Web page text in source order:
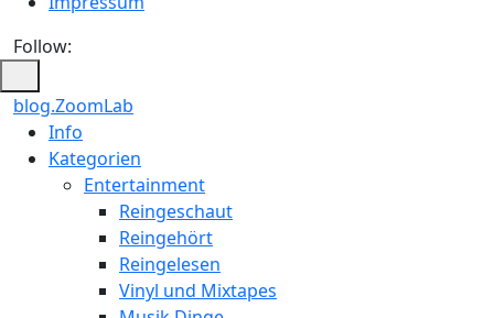
Follow:
blog.ZoomLab
ZoomLab
//
Info
Kategorien
Entertainment
Reingeschaut
Reingehört
Reingelesen
Vinyl und Mixtapes